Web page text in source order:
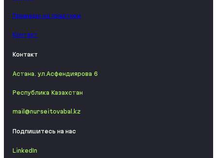
Примеры из практики
Контакт
Контакт
Астана. ул.Aсфендиярова 6
Республика Казахстан
mail@nurseitovabal.kz
Подпишитесь на нас
LinkedIn